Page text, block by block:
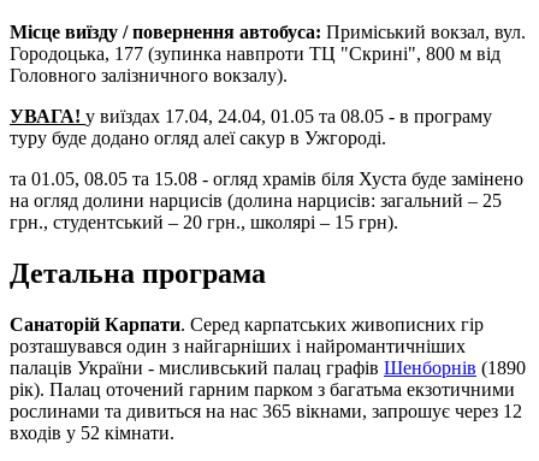
Місце виїзду / повернення автобуса: Приміський вокзал, вул.
Городоцька, 177 (зупинка навпроти ТЦ "Скрині", 800 м від
Головного залізничного вокзалу).
УВАГА! у виїздах 17.04, 24.04, 01.05 та 08.05 - в програму
туру буде додано огляд алеї сакур в Ужгороді.
та 01.05, 08.05 та 15.08 - огляд храмів біля Хуста буде замінено
на огляд долини нарцисів (долина нарцисів: загальний – 25
грн., студентський – 20 грн., школярі – 15 грн).
Детальна програма
Санаторій Карпати. Серед карпатських живописних гір
розташувався один з найгарніших і найромантичніших
палаців України - мисливський палац графів Шенборнів (1890
рік). Палац оточений гарним парком з багатьма екзотичними
рослинами та дивиться на нас 365 вікнами, запрошує через 12
входів у 52 кімнати.